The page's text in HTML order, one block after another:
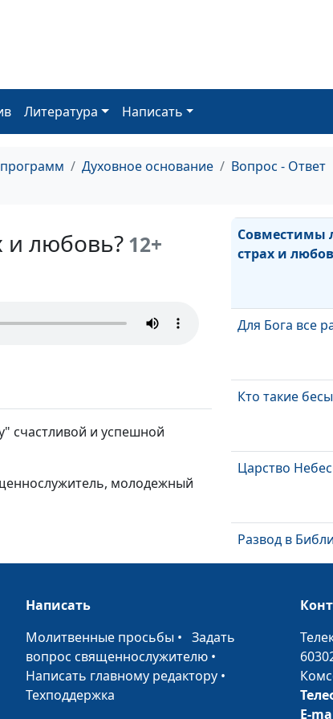
Литература Написать
Духовное основание
Вопрос - Ответ
и любовь? 12+
счастливой и успешной
молодежный
Одобряет ли
Кто в доме
Совместимы
страх и
Для Бога все
Кто такие
Царство
Развод в
«Меня
ненавидеть...»
Истинная вера
Написать
Молитвенные просьбы •Задать
вопрос священнослужителю •
Написать главному редактору •
Техподдержка
E-